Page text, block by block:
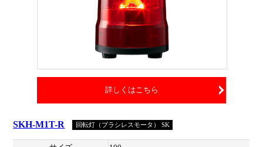
詳しくはこちら
SKH-M1T-R 回転灯（ブラシレスモータ） SK